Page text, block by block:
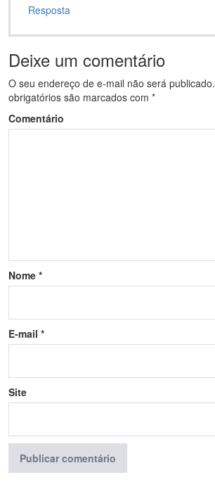
Resposta
Deixe um comentário
O seu endereço de e-mail não será publicado.
obrigatórios são marcados com *
Comentário
Nome *
E-mail *
Site